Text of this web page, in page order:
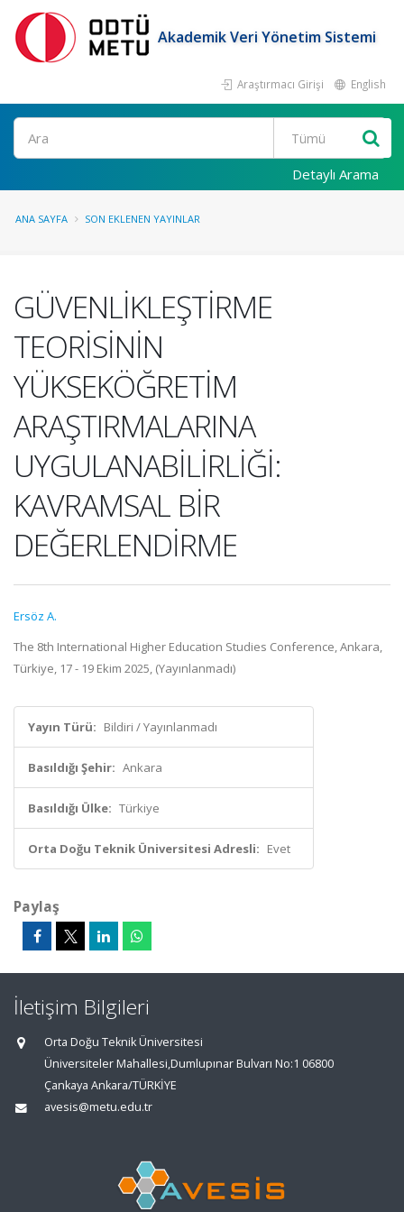
Akademik Veri Yönetim Sistemi
Araştırmacı Girişi English
Ara
Detaylı Arama
ANA SAYFA SON EKLENEN YAYINLAR
GÜVENLİKLEŞTİRME
TEORİSİNİN
YÜKSEKÖĞRETİM
ARAŞTIRMALARINA
UYGULANABİLİRLİĞİ:
KAVRAMSAL BİR
DEĞERLENDİRME
Ersöz A.
The 8th International Higher Education Studies Conference, Ankara,
Türkiye, 17 - 19 Ekim 2025, (Yayınlanmadı)
Yayın Türü: Bildiri / Yayınlanmadı
Basıldığı Şehir: Ankara
Basıldığı Ülke: Türkiye
Orta Doğu Teknik Üniversitesi Adresli: Evet
Paylaş
İletişim Bilgileri
Orta Doğu Teknik Üniversitesi
Üniversiteler Mahallesi,Dumlupınar Bulvarı No:1 06800
Çankaya Ankara/TÜRKİYE
avesis@metu.edu.tr